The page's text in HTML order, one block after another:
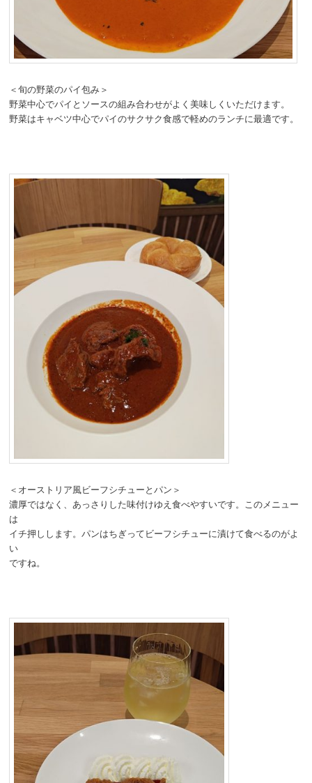
＜旬の野菜のパイ包み＞
野菜中心でパイとソースの組み合わせがよく美味しくいただけます。
野菜はキャベツ中心でパイのサクサク食感で軽めのランチに最適です。
＜オーストリア風ビーフシチューとパン＞
濃厚ではなく、あっさりした味付けゆえ食べやすいです。このメニュー
は
イチ押しします。パンはちぎってビーフシチューに漬けて食べるのがよ
い
ですね。